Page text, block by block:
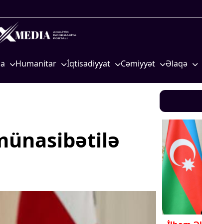
Humanitar
Mədəniyyətimizin Zəfəri
Ailə və uşaq
İqtisadiyyat
Kənd təsərrüfatı
nəqliyyat
Cəmiyyət
Məhkəmə və hüquq
Gənclər və İdman
Media və QHT
Əlaqə